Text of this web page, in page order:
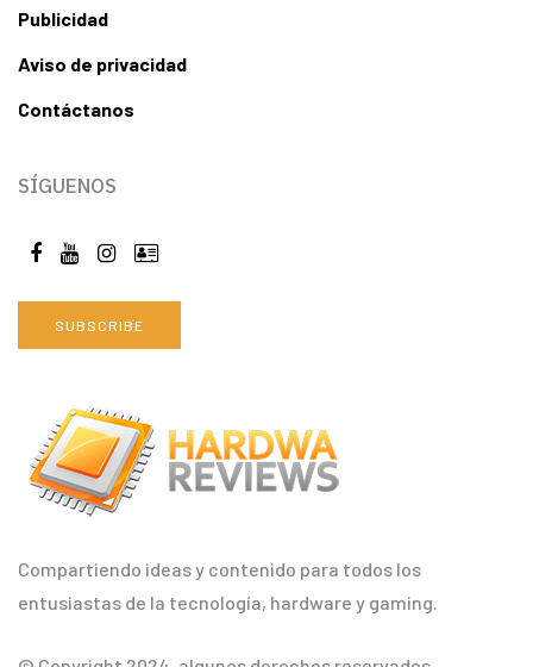
Compartiendo ideas y contenido para todos los
entusiastas de la tecnología, hardware y gaming.
Publicidad
Aviso de privacidad
Contáctanos
SÍGUENOS
SUBSCRIBE